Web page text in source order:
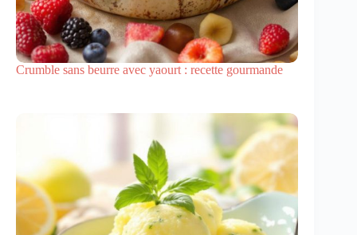
Crumble sans beurre avec yaourt : recette gourmande